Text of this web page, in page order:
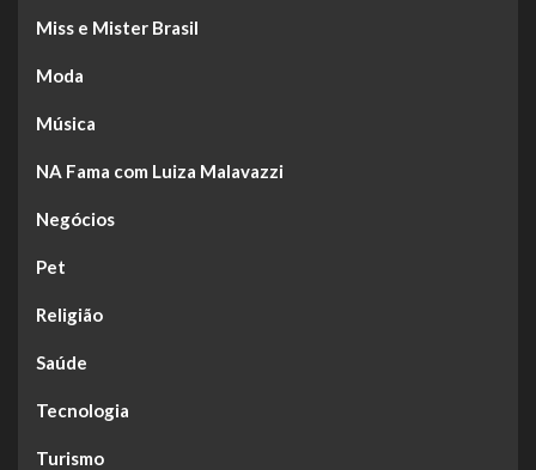
Miss e Mister Brasil
Moda
Música
NA Fama com Luiza Malavazzi
Negócios
Pet
Religião
Saúde
Tecnologia
Turismo